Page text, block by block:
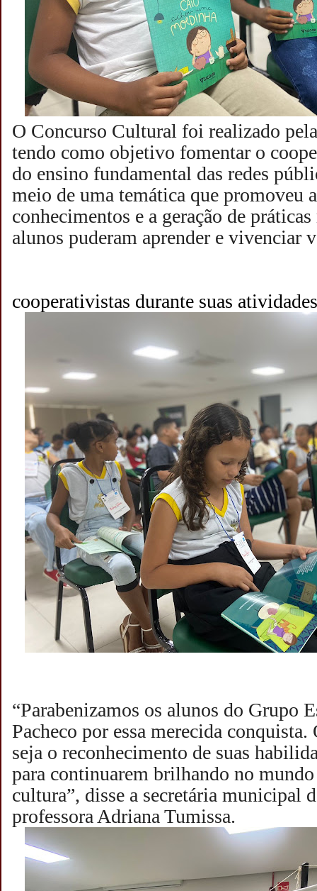
O Concurso Cultural foi realizado
tendo como objetivo fomentar o
do ensino fundamental das redes
meio de uma temática que promoveu
conhecimentos e a geração de
alunos puderam aprender e vivenciar
cooperativistas durante suas
“Parabenizamos os alunos do Grupo
Pacheco por essa merecida conquista.
seja o reconhecimento de suas
para continuarem brilhando no mundo
cultura”, disse a secretária municipal
professora Adriana Tumissa.